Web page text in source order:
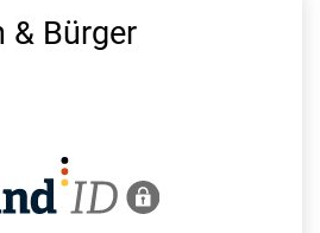
& Bürger